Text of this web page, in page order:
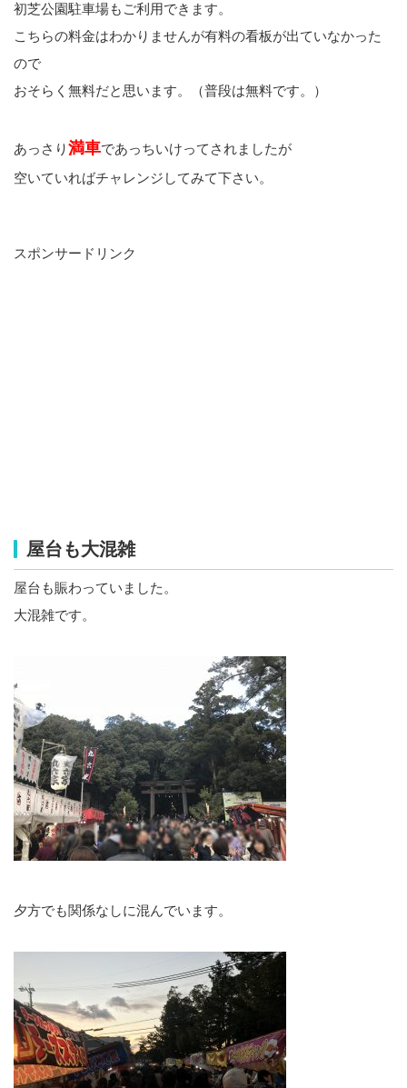
初芝公園駐車場もご利用できます。
こちらの料金はわかりませんが有料の看板が出ていなかった
ので
おそらく無料だと思います。（普段は無料です。）
あっさり満車であっちいけってされましたが
空いていればチャレンジしてみて下さい。
スポンサードリンク
屋台も大混雑
屋台も賑わっていました。
大混雑です。
夕方でも関係なしに混んでいます。